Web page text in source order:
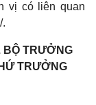
vị có liên quan
.
BỘ TRƯỞNG
TRƯỞNG